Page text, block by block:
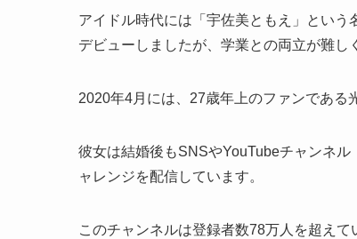
アイドル時代には「宇佐美ともえ」とい
デビューしましたが、学業との両立が難し
2020年4月には、27歳年上のファンである
彼女は結婚後もSNSやYouTubeチャンネ
ャレンジを配信しています。
このチャンネルは登録者数78万人を超えて